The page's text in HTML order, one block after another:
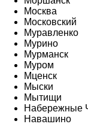
Москва
Московский
Муравленко
Мурино
Мурманск
Муром
Мценск
Мыски
Мытищи
Набережные
Навашино